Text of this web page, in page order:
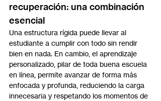
recuperación: una combinación
esencial
Una estructura rígida puede llevar al
estudiante a cumplir con todo sin rendir
bien en nada. En cambio, el aprendizaje
personalizado, pilar de toda buena escuela
en línea, permite avanzar de forma más
enfocada y profunda, reduciendo la carga
innecesaria y respetando los momentos de